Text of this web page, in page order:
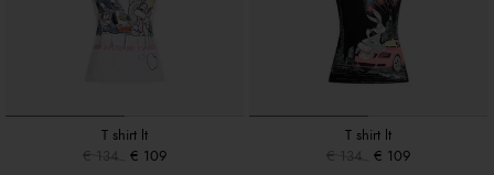
T shirt lt
€ 134
€ 109
T shirt lt
€ 134
€ 109